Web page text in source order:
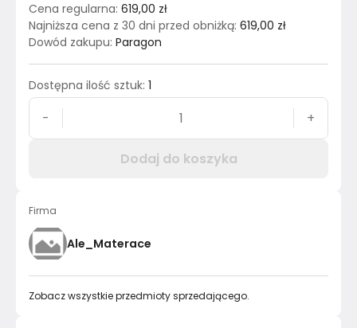
Cena regularna: 619,00 zł
Najniższa cena z 30 dni przed obniżką: 619,00 zł
Dowód zakupu: Paragon
Dostępna ilość sztuk: 1
- +
Dodaj do koszyka
Firma
Ale_Materace
Zobacz wszystkie przedmioty sprzedającego.